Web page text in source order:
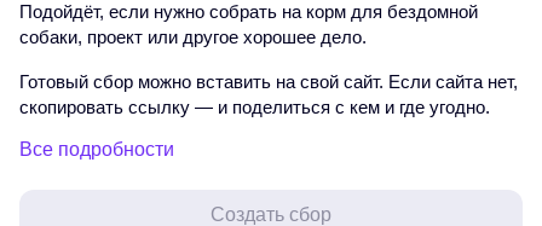
Подойдёт, если нужно собрать на корм для бездомной
собаки, проект или другое хорошее дело.
Готовый сбор можно вставить на свой сайт. Если сайта нет,
скопировать ссылку — и поделиться с кем и где угодно.
Все подробности
Создать сбор